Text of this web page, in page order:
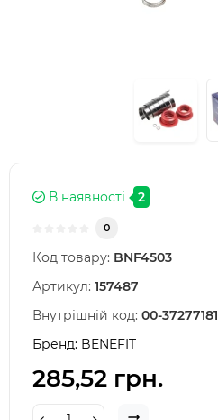
В наявності 2
0
Код товару: BNF4503
Артикул: 157487
Внутрішній код: 00-37277181
Бренд: BENEFIT
285,52 грн.